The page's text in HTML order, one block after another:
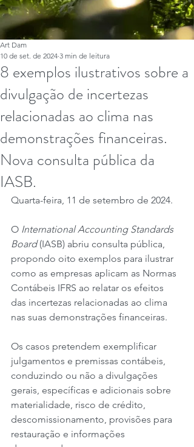
8 exemplos ilustrativos sobre a
divulgação de incertezas
relacionadas ao clima nas
demonstrações financeiras.
Nova consulta pública da
IASB.
Art Dam
10 de set. de 2024 3 min de leitura
Quarta-feira, 11 de setembro de 2024.
O International Accounting Standards
Board (IASB) abriu consulta pública,
propondo oito exemplos para ilustrar
como as empresas aplicam as Normas
Contábeis IFRS ao relatar os efeitos
das incertezas relacionadas ao clima
nas suas demonstrações financeiras.
Os casos pretendem exemplificar
julgamentos e premissas contábeis,
conduzindo ou não a divulgações
gerais, específicas e adicionais sobre
materialidade, risco de crédito,
descomissionamento, provisões para
restauração e informações